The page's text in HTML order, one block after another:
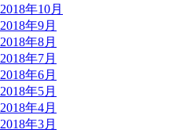
2018年10月
2018年9月
2018年8月
2018年7月
2018年6月
2018年5月
2018年4月
2018年3月